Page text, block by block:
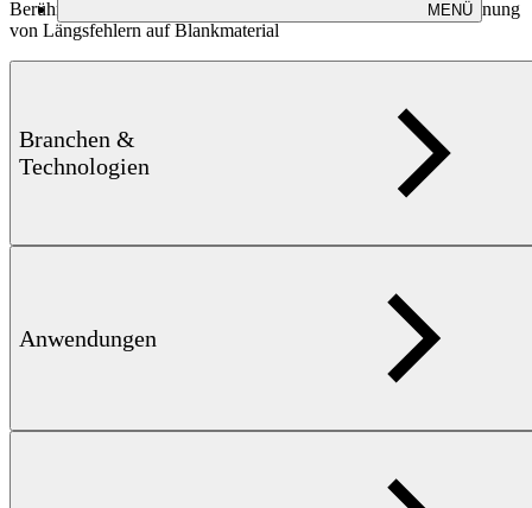
MENÜ
Branchen &
Technologien
Anwendungen
Berührungslose Wirbelstromprüfung für die zuverlässige Erkennung
von Längsfehlern auf Blankmaterial